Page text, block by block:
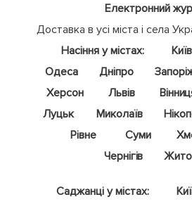
Електронний
Доставка в усі міста і села
Насіння у містах:
Київ
Одеса
Дніпро
Херсон
Львів
Луцьк
Миколаїв
Рівне
Суми
Чернігів
Саджанці у містах: